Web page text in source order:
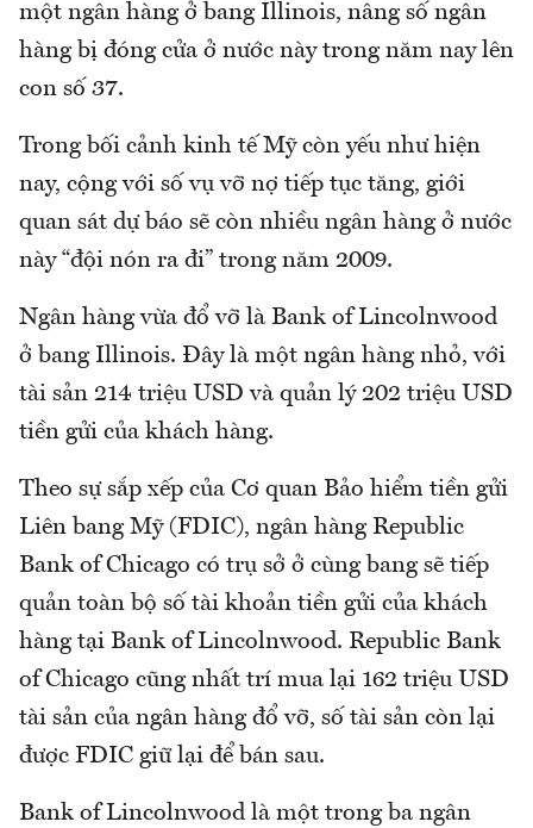
một ngân hàng ở bang Illinois, nâng số ngân
hàng bị đóng cửa ở nước này trong năm nay lên
con số 37.
Trong bối cảnh kinh tế Mỹ còn yếu như hiện
nay, cộng với số vụ vỡ nợ tiếp tục tăng, giới
quan sát dự báo sẽ còn nhiều ngân hàng ở nước
này “đội nón ra đi” trong năm 2009.
Ngân hàng vừa đổ vỡ là Bank of Lincolnwood
ở bang Illinois. Đây là một ngân hàng nhỏ, với
tài sản 214 triệu USD và quản lý 202 triệu USD
tiền gửi của khách hàng.
Theo sự sắp xếp của Cơ quan Bảo hiểm tiền gửi
Liên bang Mỹ (FDIC), ngân hàng Republic
Bank of Chicago có trụ sở ở cùng bang sẽ tiếp
quản toàn bộ số tài khoản tiền gửi của khách
hàng tại Bank of Lincolnwood. Republic Bank
of Chicago cũng nhất trí mua lại 162 triệu USD
tài sản của ngân hàng đổ vỡ, số tài sản còn lại
được FDIC giữ lại để bán sau.
Bank of Lincolnwood là một trong ba ngân